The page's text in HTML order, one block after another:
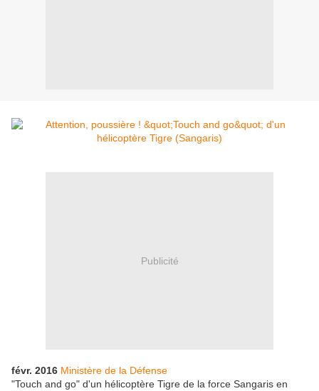
Publicité
févr. 2016 Ministère de la Défense
"Touch and go" d'un hélicoptère Tigre de la force Sangaris en